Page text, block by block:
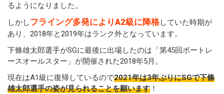
るようになりました。
しかしフライング多発によりA2級に降格していた時期が
あり、2018年と2019年はランク外となっています。
下條雄太郎選手がSGに最後に出場したのは「第45回ボートレ
ースオールスター」が開催された2018年5月。
現在はA1級に復帰しているので2021年は3年ぶりにSGで下條
雄太郎選手の姿が見られることを願います ！